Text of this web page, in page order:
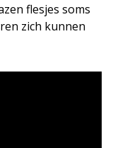
flesjes soms
zich kunnen